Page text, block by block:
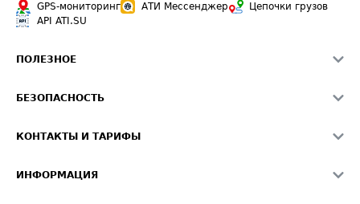
GPS-мониторинг
АТИ Мессенджер
Цепочки грузов
API ATI.SU
ПОЛЕЗНОЕ
Звезды ATI.SU на вашем сайте
Средние ставки
БЕЗОПАСНОСТЬ
Светофор+
КОНТАКТЫ И ТАРИФЫ
ИНФОРМАЦИЯ